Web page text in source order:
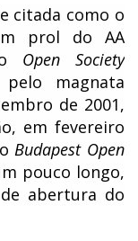
citada como o
prol do AA
Open Society
magnata
de 2001,
em fevereiro
Budapest Open
pouco longo,
abertura do